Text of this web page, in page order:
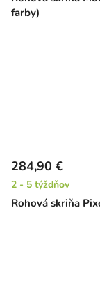
farby)
Rohová skriňa
284,90 €
2 - 5 týždňov